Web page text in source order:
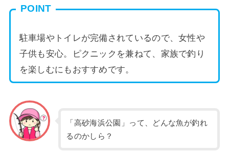
POINT
駐車場やトイレが完備されているので、女性や
子供も安心。ピクニックを兼ねて、家族で釣り
を楽しむにもおすすめです。
「高砂海浜公園」って、どんな魚が釣れ
るのかしら？